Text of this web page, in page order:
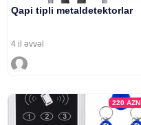
Qapi tipli metaldetektorlar
4 il əvvəl
220AZN